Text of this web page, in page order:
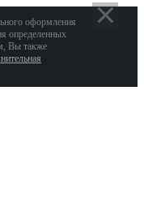
оформления
определенных
Вы также